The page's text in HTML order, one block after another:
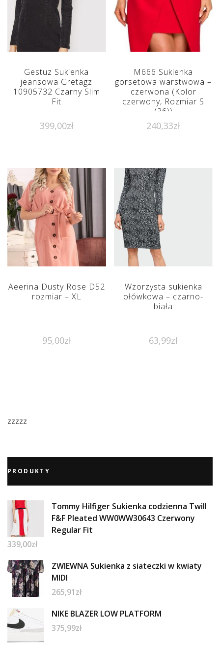
Gestuz Sukienka
jeansowa Gretagz
10905732 Czarny Slim
Fit
399,00zł
M666 Sukienka
gorsetowa warstwowa –
czerwona (Kolor
czerwony, Rozmiar S
(36))
240,33zł
Aeerina Dusty Rose D52
rozmiar – XL
95,00zł
Wzorzysta sukienka
ołówkowa – czarno-
biała
63,99zł
zzzzz
PRODUKTY
Tommy Hilfiger Sukienka codzienna Twill
F&F Pleated WW0WW30643 Czerwony
Regular Fit
339,00zł
ZWIEWNA Sukienka z siateczki w kwiaty
MIDI
265,91zł
NIKE BLAZER LOW PLATFORM
375,99zł